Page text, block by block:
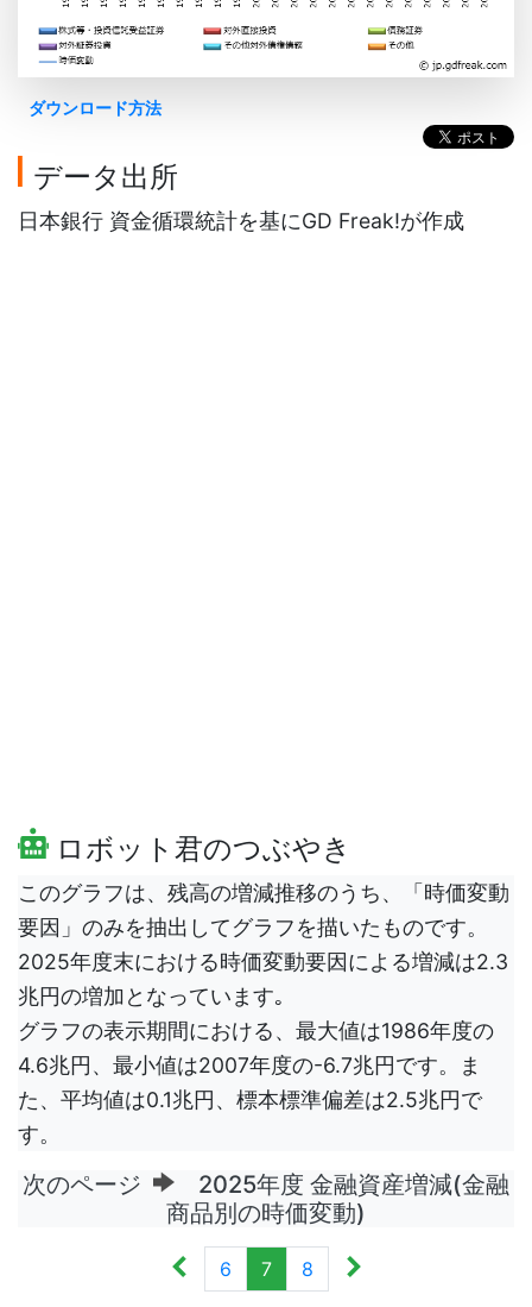
ダウンロード方法
データ出所
日本銀行 資金循環統計を基にGD Freak!が作成
ロボット君のつぶやき
このグラフは、残高の増減推移のうち、「時価変動
要因」のみを抽出してグラフを描いたものです。
2025年度末における時価変動要因による増減は2.3
兆円の増加となっています｡
グラフの表示期間における、最大値は1986年度の
4.6兆円、最小値は2007年度の-6.7兆円です。ま
た、平均値は0.1兆円、標本標準偏差は2.5兆円で
す。
次のページ
2025年度 金融資産増減(金融
商品別の時価変動)
6 7 8